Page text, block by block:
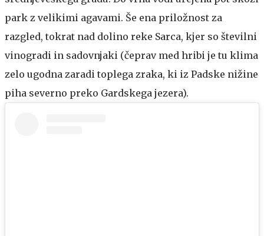
park z velikimi agavami. Še ena priložnost za
razgled, tokrat nad dolino reke Sarca, kjer so številni
vinogradi in sadovnjaki (čeprav med hribi je tu klima
zelo ugodna zaradi toplega zraka, ki iz Padske nižine
piha severno preko Gardskega jezera).